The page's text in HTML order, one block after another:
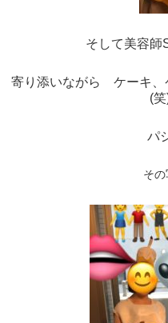
そして美容師
寄り添いながら ケーキ
(
パ
そ